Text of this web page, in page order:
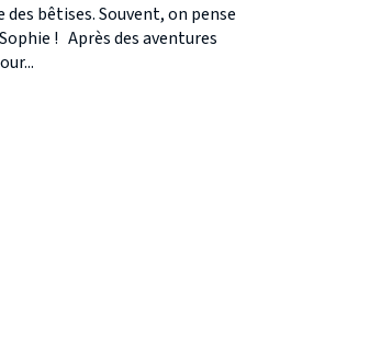
bêtises. Souvent, on pense
! Après des aventures